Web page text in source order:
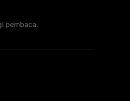
pembaca.